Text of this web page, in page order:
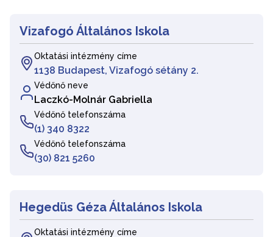
Vizafogó Általános Iskola
Oktatási intézmény címe
1138 Budapest, Vizafogó sétány 2.
Védőnő neve
Laczkó-Molnár Gabriella
Védőnő telefonszáma
(1) 340 8322
Védőnő telefonszáma
(30) 821 5260
Hegedüs Géza Általános Iskola
Oktatási intézmény címe